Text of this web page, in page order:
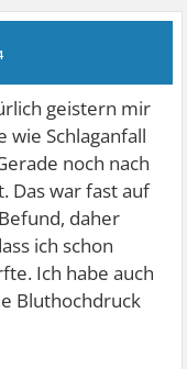
geistern mir
wie Schlaganfall
noch nach
Das war fast auf
daher
ich schon
Ich habe auch
Bluthochdruck